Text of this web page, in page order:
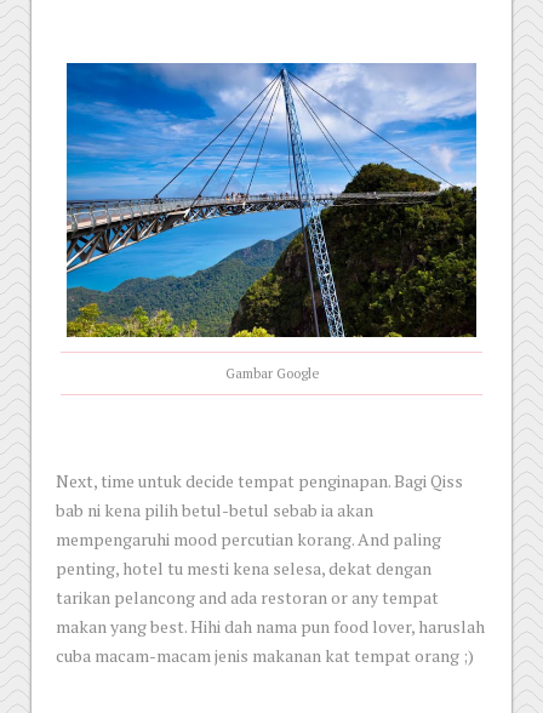
Gambar Google
Next, time untuk decide tempat penginapan. Bagi Qiss
bab ni kena pilih betul-betul sebab ia akan
mempengaruhi mood percutian korang. And paling
penting, hotel tu mesti kena selesa, dekat dengan
tarikan pelancong and ada restoran or any tempat
makan yang best. Hihi dah nama pun food lover, haruslah
cuba macam-macam jenis makanan kat tempat orang ;)